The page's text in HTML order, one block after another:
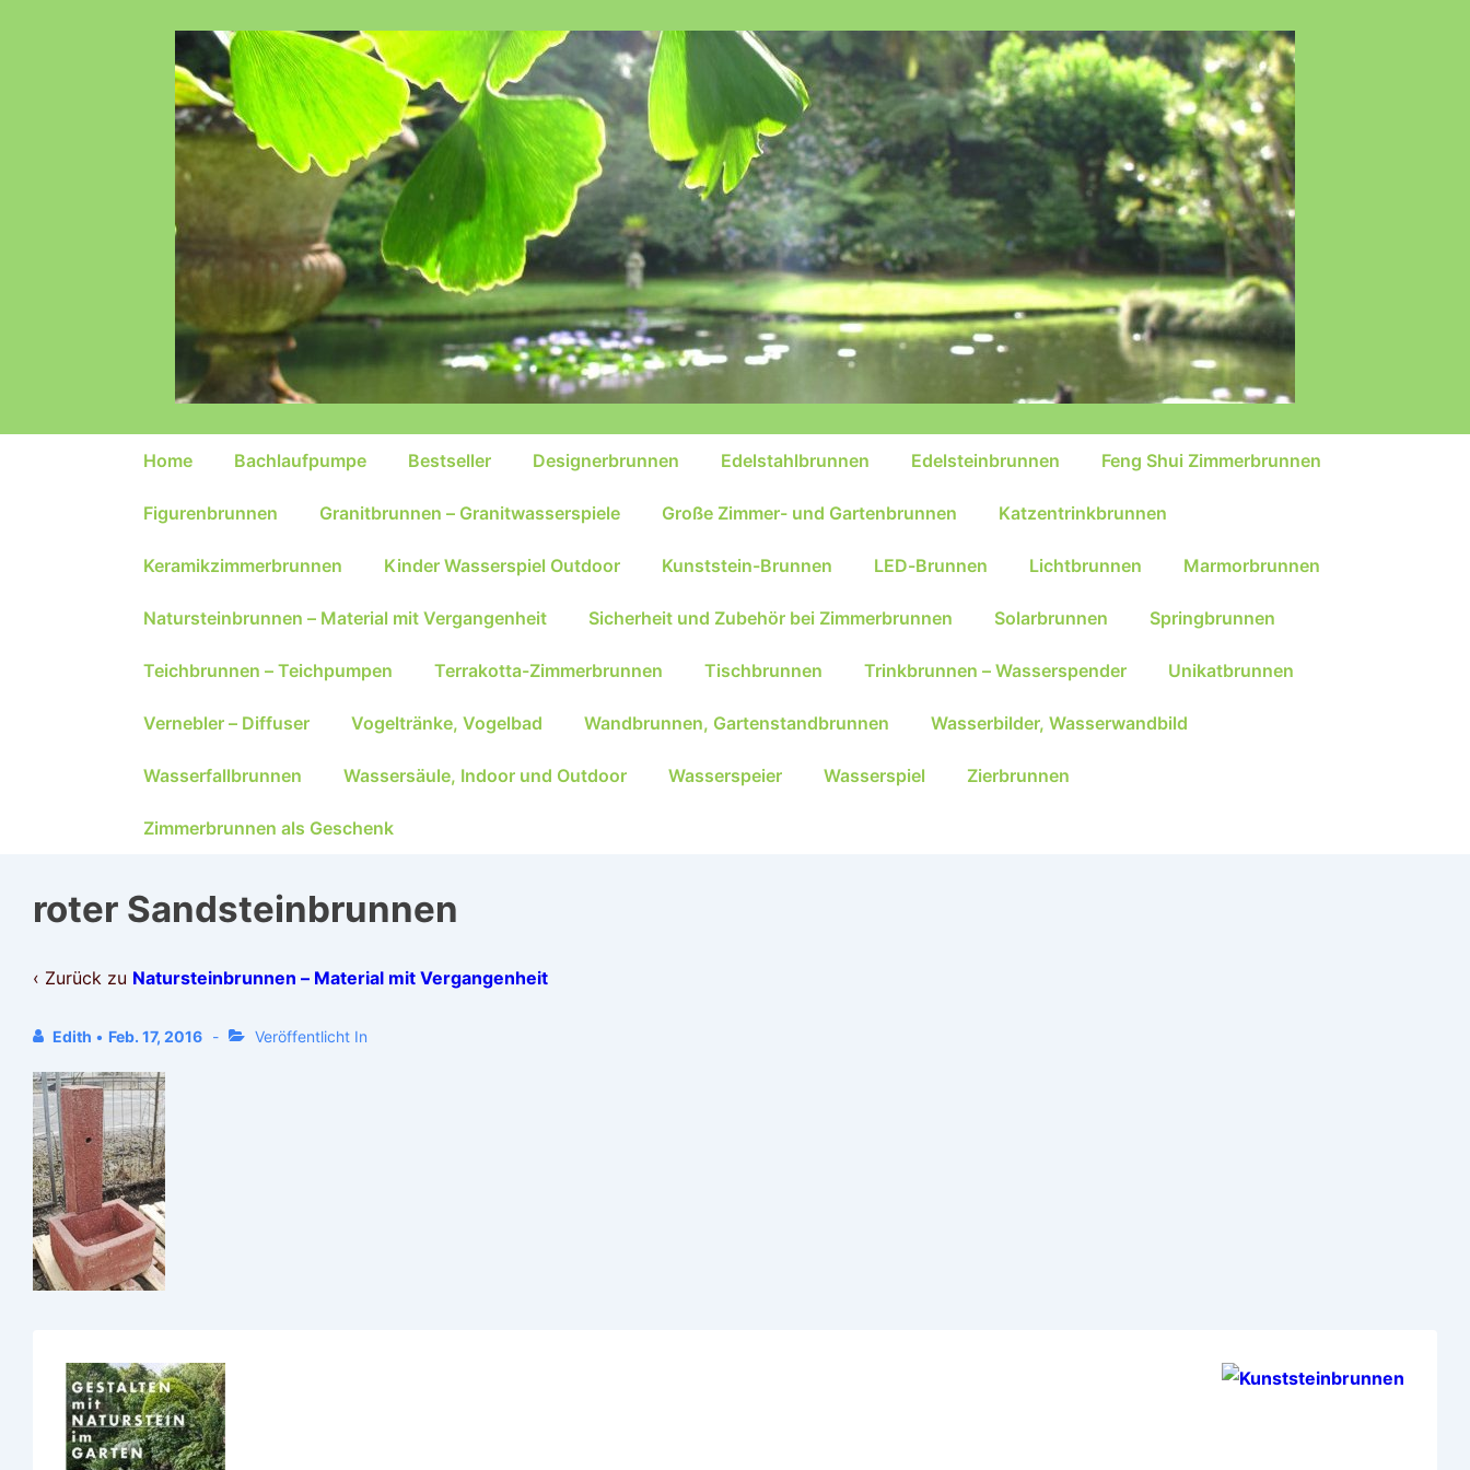
Hauptnavigation
Home Bachlaufpumpe Bestseller Designerbrunnen Edelstahlbrunnen Edelsteinbrunnen Feng Shui Zimmerbrunnen
Figurenbrunnen Granitbrunnen – Granitwasserspiele Große Zimmer- und Gartenbrunnen Katzentrinkbrunnen
Keramikzimmerbrunnen Kinder Wasserspiel Outdoor Kunststein-Brunnen LED-Brunnen Lichtbrunnen Marmorbrunnen
Natursteinbrunnen – Material mit Vergangenheit Sicherheit und Zubehör bei Zimmerbrunnen Solarbrunnen Springbrunnen
Teichbrunnen – Teichpumpen Terrakotta-Zimmerbrunnen Tischbrunnen Trinkbrunnen – Wasserspender Unikatbrunnen
Vernebler – Diffuser Vogeltränke, Vogelbad Wandbrunnen, Gartenstandbrunnen Wasserbilder, Wasserwandbild
Wasserfallbrunnen Wassersäule, Indoor und Outdoor Wasserspeier Wasserspiel Zierbrunnen
Zimmerbrunnen als Geschenk
roter Sandsteinbrunnen
‹ Zurück zu Natursteinbrunnen – Material mit Vergangenheit
Edith • Feb. 17, 2016 Veröffentlicht In